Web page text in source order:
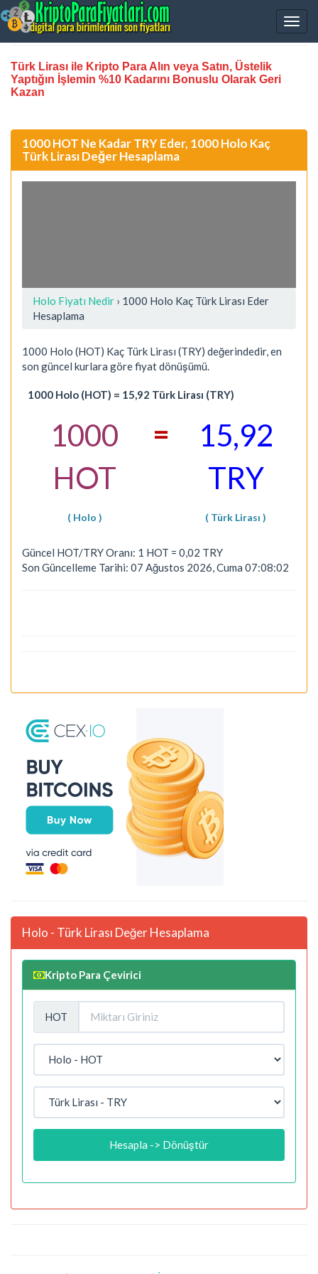
Türk Lirası ile Kripto Para Alın veya Satın, Üstelik
Yaptığın İşlemin %10 Kadarını Bonuslu Olarak Geri
Kazan
1000 HOT Ne Kadar TRY Eder, 1000 Holo Kaç
Türk Lirası Değer Hesaplama
Holo Fiyatı Nedir › 1000 Holo Kaç Türk Lirası Eder
Hesaplama
1000 Holo (HOT) Kaç Türk Lirası (TRY) değerindedir, en
son güncel kurlara göre fiyat dönüşümü.
1000 Holo (HOT) = 15,92 Türk Lirası (TRY)
1000
HOT
=
15,92
TRY
( Holo ) ( Türk Lirası )
Güncel HOT/TRY Oranı: 1 HOT = 0,02 TRY
Son Güncelleme Tarihi: 07 Ağustos 2026, Cuma 07:08:02
Holo - Türk Lirası Değer Hesaplama
Kripto Para Çevirici
HOT
Hesapla -> Dönüştür